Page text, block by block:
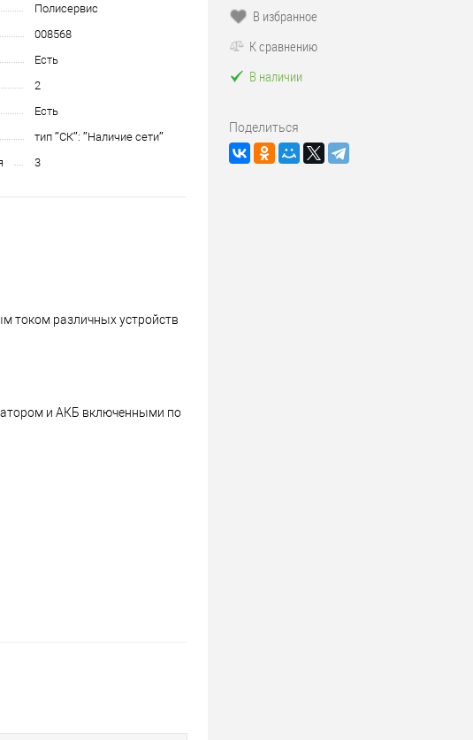
Полисервис
008568
Есть
2
Есть
тип ″СК″: ″Наличие сети″
3
током различных устройств
и АКБ включенными по
В избранное
К сравнению
В наличии
Поделиться